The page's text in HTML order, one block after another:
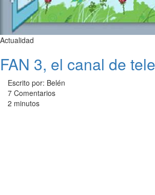
Actualidad
FAN 3, el canal de
Escrito por: Belén
7 Comentarios
2 minutos